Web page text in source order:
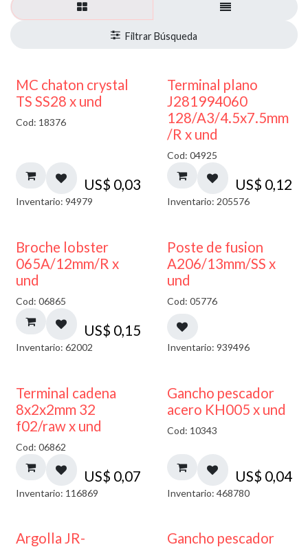
MC chaton crystal
TS SS28 x und
Cod: 18376
US$ 0,03
Inventario: 94979
Terminal plano
J281994060
128/A3/4.5x7.5mm
/R x und
Cod: 04925
US$ 0,12
Inventario: 205576
Broche lobster
065A/12mm/R x
und
Cod: 06865
US$ 0,15
Inventario: 62002
Poste de fusion
A206/13mm/SS x
und
Cod: 05776
Inventario: 939496
Terminal cadena
8x2x2mm 32
f02/raw x und
Cod: 06862
US$ 0,07
Inventario: 116869
Gancho pescador
acero KH005 x und
Cod: 10343
US$ 0,04
Inventario: 468780
Argolla JR-
Gancho pescador